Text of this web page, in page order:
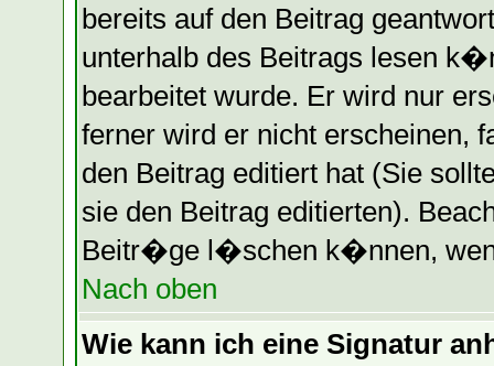
bereits auf den Beitrag
unterhalb des Beitrags lesen
bearbeitet wurde. Er wird nur
ferner wird er nicht erscheinen,
den Beitrag editiert hat (Sie
sie den Beitrag editierten).
Beitr�ge l�schen k�nnen,
Nach oben
Wie kann ich eine Signatur